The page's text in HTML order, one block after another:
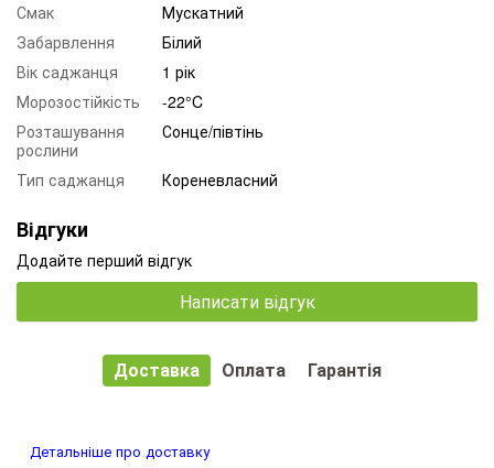
Смак
Мускатний
Забарвлення
Білий
Вік саджанця
1 рік
Морозостійкість
-22°C
Розташування
рослини
Сонце/півтінь
Тип саджанця Кореневласний
Відгуки
Додайте перший відгук
Написати відгук
Доставка Оплата Гарантія
Детальніше про доставку